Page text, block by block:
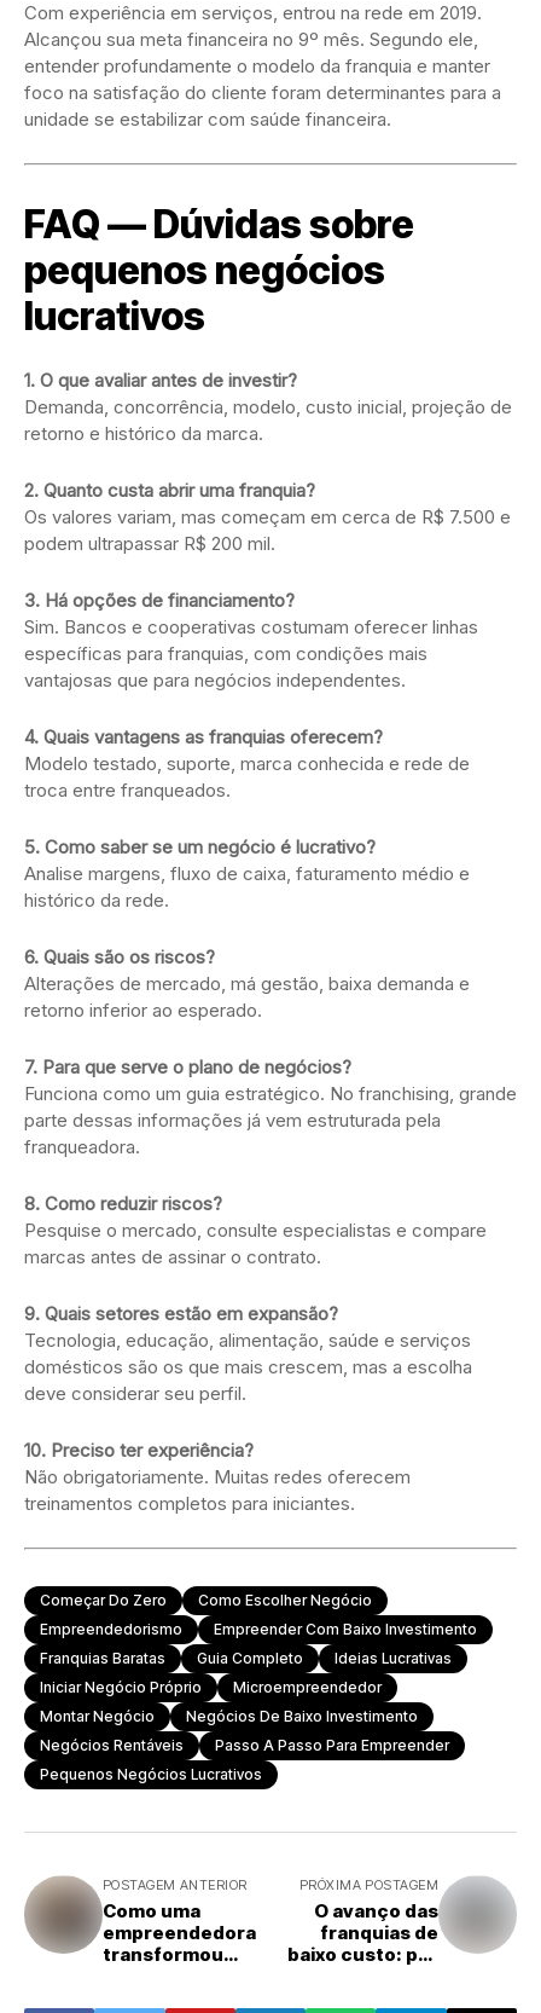
Com experiência em serviços, entrou na rede em 2019.
Alcançou sua meta financeira no 9º mês. Segundo ele,
entender profundamente o modelo da franquia e manter
foco na satisfação do cliente foram determinantes para a
unidade se estabilizar com saúde financeira.
FAQ — Dúvidas sobre
pequenos negócios
lucrativos
1. O que avaliar antes de investir?
Demanda, concorrência, modelo, custo inicial, projeção de
retorno e histórico da marca.
2. Quanto custa abrir uma franquia?
Os valores variam, mas começam em cerca de R$ 7.500 e
podem ultrapassar R$ 200 mil.
3. Há opções de financiamento?
Sim. Bancos e cooperativas costumam oferecer linhas
específicas para franquias, com condições mais
vantajosas que para negócios independentes.
4. Quais vantagens as franquias oferecem?
Modelo testado, suporte, marca conhecida e rede de
troca entre franqueados.
5. Como saber se um negócio é lucrativo?
Analise margens, fluxo de caixa, faturamento médio e
histórico da rede.
6. Quais são os riscos?
Alterações de mercado, má gestão, baixa demanda e
retorno inferior ao esperado.
7. Para que serve o plano de negócios?
Funciona como um guia estratégico. No franchising, grande
parte dessas informações já vem estruturada pela
franqueadora.
8. Como reduzir riscos?
Pesquise o mercado, consulte especialistas e compare
marcas antes de assinar o contrato.
9. Quais setores estão em expansão?
Tecnologia, educação, alimentação, saúde e serviços
domésticos são os que mais crescem, mas a escolha
deve considerar seu perfil.
10. Preciso ter experiência?
Não obrigatoriamente. Muitas redes oferecem
treinamentos completos para iniciantes.
Começar Do Zero
Como Escolher Negócio
Empreendedorismo
Empreender Com Baixo Investimento
Franquias Baratas
Guia Completo
Ideias Lucrativas
Iniciar Negócio Próprio
Microempreendedor
Montar Negócio
Negócios De Baixo Investimento
Negócios Rentáveis
Passo A Passo Para Empreender
Pequenos Negócios Lucrativos
POSTAGEM ANTERIOR
Como uma
empreendedora
transformou
PRÓXIMA POSTAGEM
O avanço das
franquias de
baixo custo: por